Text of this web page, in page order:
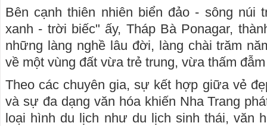
Bên cạnh thiên nhiên biển đảo - sông núi
xanh - trời biếc" ấy, Tháp Bà Ponagar,
những làng nghề lâu đời, làng chài trăm
về một vùng đất vừa trẻ trung, vừa thấm
Theo các chuyên gia, sự kết hợp giữa vẻ
và sự đa dạng văn hóa khiến Nha Trang
loại hình du lịch như du lịch sinh thái, văn